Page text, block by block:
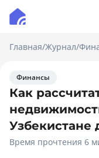
Главная/Журнал/
Финансы
Как
Узбекистане
Время прочтения 6